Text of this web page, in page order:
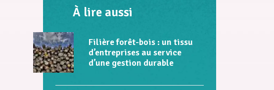
À lire aussi
Filière forêt-bois : un tissu
d’entreprises au service
d’une gestion durable